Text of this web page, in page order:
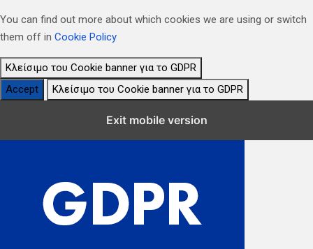
You can find out more about which cookies we are using or switch
them off in Cookie Policy
Κλείσιμο του Cookie banner για το GDPR
Accept
Κλείσιμο του Cookie banner για το GDPR
Exit mobile version